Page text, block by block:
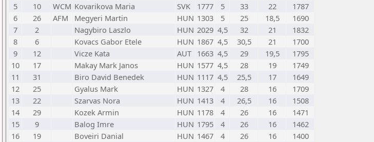
5
10 WCM Kovarikova Maria SVK 1777 5 33 22
1787
6
26 AFM Megyeri Martin HUN 1303 5 25 18,5
1690
7
2 Nagybiro Laszlo HUN 2029 4,5 32 21
1832
8
6 Kovacs Gabor Etele HUN 1867 4,5 30,5 21
1700
9
12 Vicze Kata AUT 1663 4,5 29 19,5
1795
10
17 Makay Mark Janos HUN 1577 4,5 28 19
1749
11
31 Biro David Benedek HUN 1117 4,5 25,5 17
1649
12
25 Gyalus Mark HUN 1327 4 28 16
1709
13
22 Szarvas Nora HUN 1413 4 26,5 16
1508
14
29 Kozek Armin HUN 1178 4 26 16
1471
15
9 Balog Imre HUN 1795 4 26 16
1462
16
19 Boveiri Danial HUN 1467 4 26 16
1400